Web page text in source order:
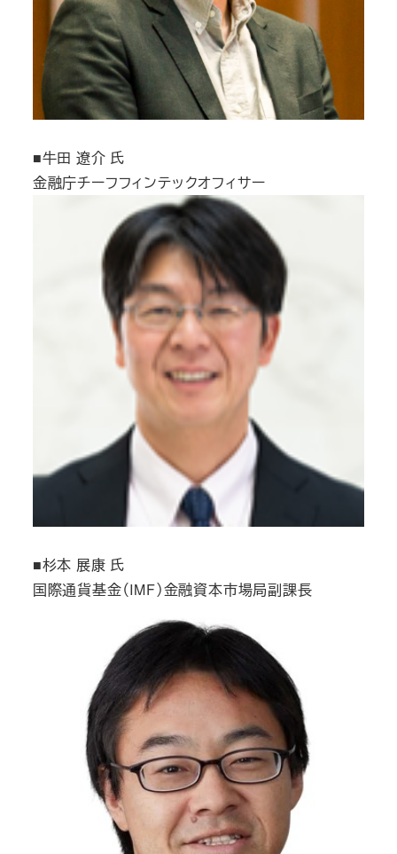
■牛田 遼介 氏
金融庁チーフフィンテックオフィサー
■杉本 展康 氏
国際通貨基金（IMF）金融資本市場局副課長